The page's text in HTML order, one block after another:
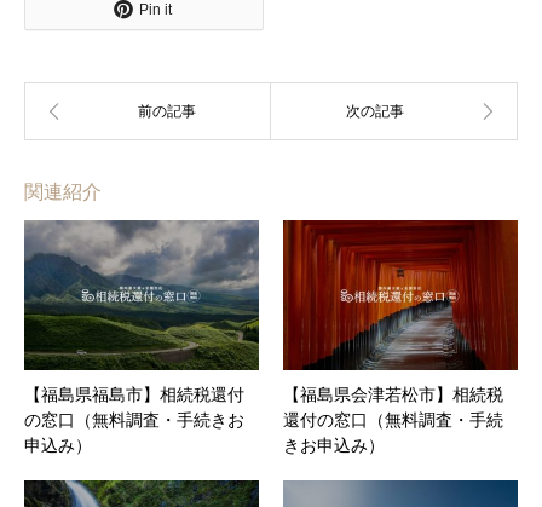
Pin it
関連紹介
【福島県福島市】相続税還付
の窓口（無料調査・手続きお
申込み）
【福島県会津若松市】相続税
還付の窓口（無料調査・手続
きお申込み）